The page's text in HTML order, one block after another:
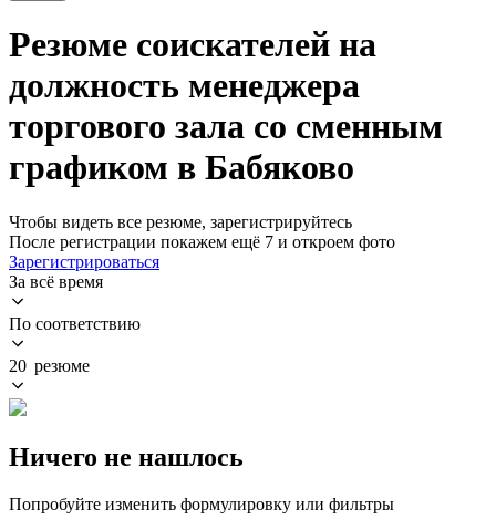
Резюме соискателей на
должность менеджера
торгового зала со сменным
графиком в Бабяково
Чтобы видеть все резюме, зарегистрируйтесь
После регистрации покажем ещё 7 и откроем фото
Зарегистрироваться
За всё время
По соответствию
20 резюме
Ничего не нашлось
Попробуйте изменить формулировку или фильтры